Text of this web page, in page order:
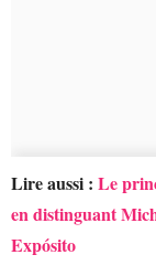
Lire aussi : Le
en distinguant
Expósito